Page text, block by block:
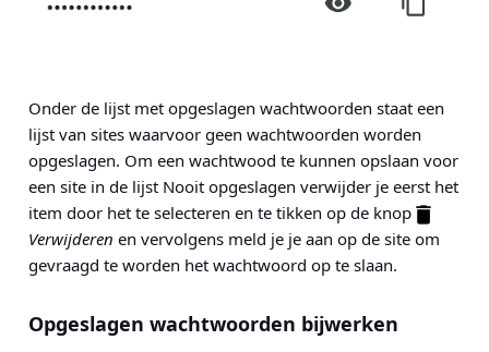
Onder de lijst met opgeslagen wachtwoorden staat een
lijst van sites waarvoor geen wachtwoorden worden
opgeslagen. Om een wachtwood te kunnen opslaan voor
een site in de lijst Nooit opgeslagen verwijder je eerst het
item door het te selecteren en te tikken op de knop
Verwijderen en vervolgens meld je je aan op de site om
gevraagd te worden het wachtwoord op te slaan.
Opgeslagen wachtwoorden bijwerken